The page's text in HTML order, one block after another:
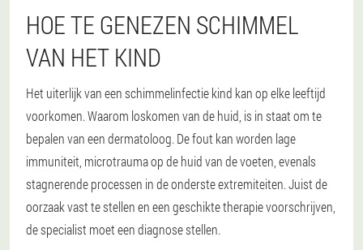
HOE TE GENEZEN SCHIMMEL
VAN HET KIND
Het uiterlijk van een schimmelinfectie kind kan op elke leeftijd
voorkomen. Waarom loskomen van de huid, is in staat om te
bepalen van een dermatoloog. De fout kan worden lage
immuniteit, microtrauma op de huid van de voeten, evenals
stagnerende processen in de onderste extremiteiten. Juist de
oorzaak vast te stellen en een geschikte therapie voorschrijven,
de specialist moet een diagnose stellen.